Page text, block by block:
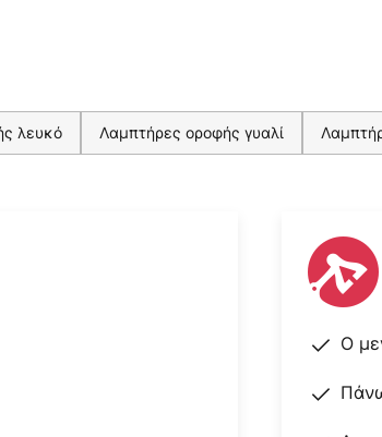
λευκό Λαμπτήρες οροφής γυαλί
Ο